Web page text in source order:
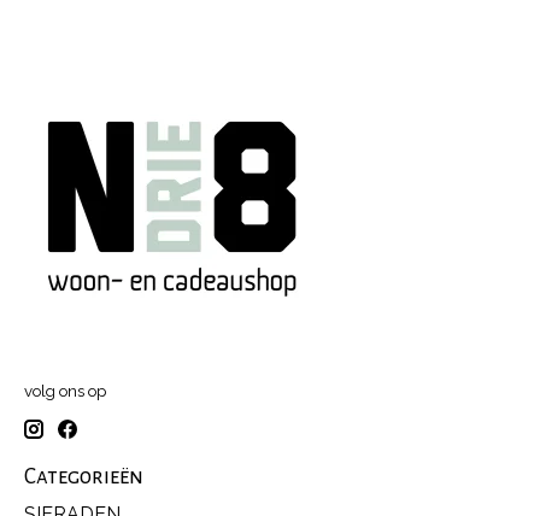
volg ons op
Categorieën